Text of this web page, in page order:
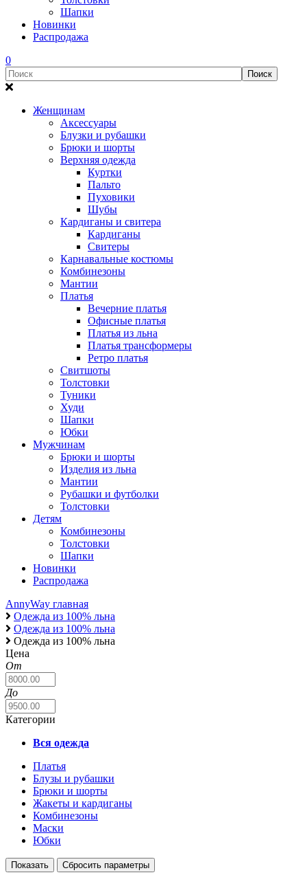
Шапки
Новинки
Распродажа
0
Женщинам
Аксессуары
Блузки и рубашки
Брюки и шорты
Верхняя одежда
Куртки
Пальто
Пуховики
Шубы
Кардиганы и свитера
Кардиганы
Свитеры
Карнавальные костюмы
Комбинезоны
Мантии
Платья
Вечерние платья
Офисные платья
Платья из льна
Платья трансформеры
Ретро платья
Свитшоты
Толстовки
Туники
Худи
Шапки
Юбки
Мужчинам
Брюки и шорты
Изделия из льна
Мантии
Рубашки и футболки
Толстовки
Детям
Комбинезоны
Толстовки
Шапки
Новинки
Распродажа
AnnyWay главная
Одежда из 100% льна
Одежда из 100% льна
Одежда из 100% льна
Цена
От
До
Категории
Вся одежда
Платья
Блузы и рубашки
Брюки и шорты
Жакеты и кардиганы
Комбинезоны
Маски
Юбки